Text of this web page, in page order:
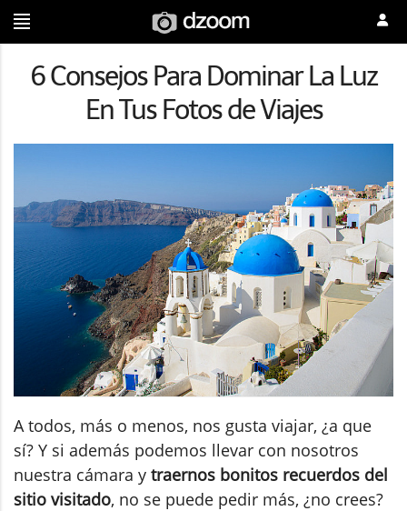
6 Consejos Para Dominar La Luz
En Tus Fotos de Viajes
A todos, más o menos, nos gusta viajar, ¿a que
sí? Y si además podemos llevar con nosotros
nuestra cámara y traernos bonitos recuerdos del
sitio visitado, no se puede pedir más, ¿no crees?